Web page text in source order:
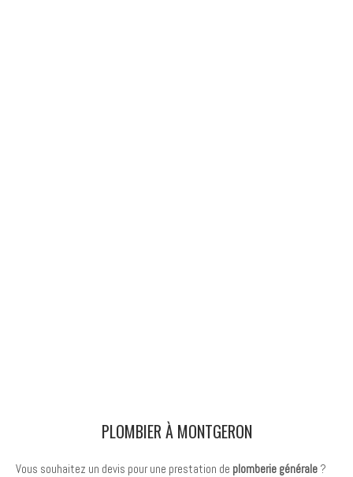
PLOMBIER À MONTGERON
Vous souhaitez un devis pour une prestation de plomberie générale ?